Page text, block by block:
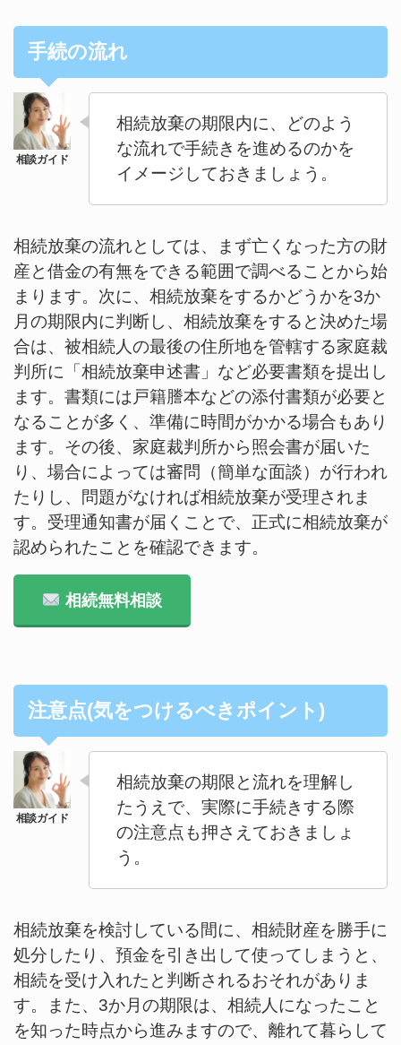
手続の流れ
相続放棄の期限内に、どのよう
な流れで手続きを進めるのかを
イメージしておきましょう。
相続放棄の流れとしては、まず亡くなった方の財
産と借金の有無をできる範囲で調べることから始
まります。次に、相続放棄をするかどうかを3か
月の期限内に判断し、相続放棄をすると決めた場
合は、被相続人の最後の住所地を管轄する家庭裁
判所に「相続放棄申述書」など必要書類を提出し
ます。書類には戸籍謄本などの添付書類が必要と
なることが多く、準備に時間がかかる場合もあり
ます。その後、家庭裁判所から照会書が届いた
り、場合によっては審問（簡単な面談）が行われ
たりし、問題がなければ相続放棄が受理されま
す。受理通知書が届くことで、正式に相続放棄が
認められたことを確認できます。
相続無料相談
注意点(気をつけるべきポイント)
相続放棄の期限と流れを理解し
たうえで、実際に手続きする際
の注意点も押さえておきましょ
う。
相続放棄を検討している間に、相続財産を勝手に
処分したり、預金を引き出して使ってしまうと、
相続を受け入れたと判断されるおそれがありま
す。また、3か月の期限は、相続人になったこと
を知った時点から進みますので、離れて暮らして